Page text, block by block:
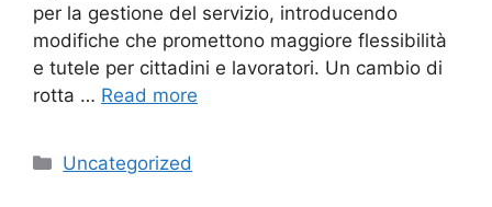
per la gestione del servizio, introducendo
modifiche che promettono maggiore flessibilità
e tutele per cittadini e lavoratori. Un cambio di
rotta … Read more
Categories
Uncategorized